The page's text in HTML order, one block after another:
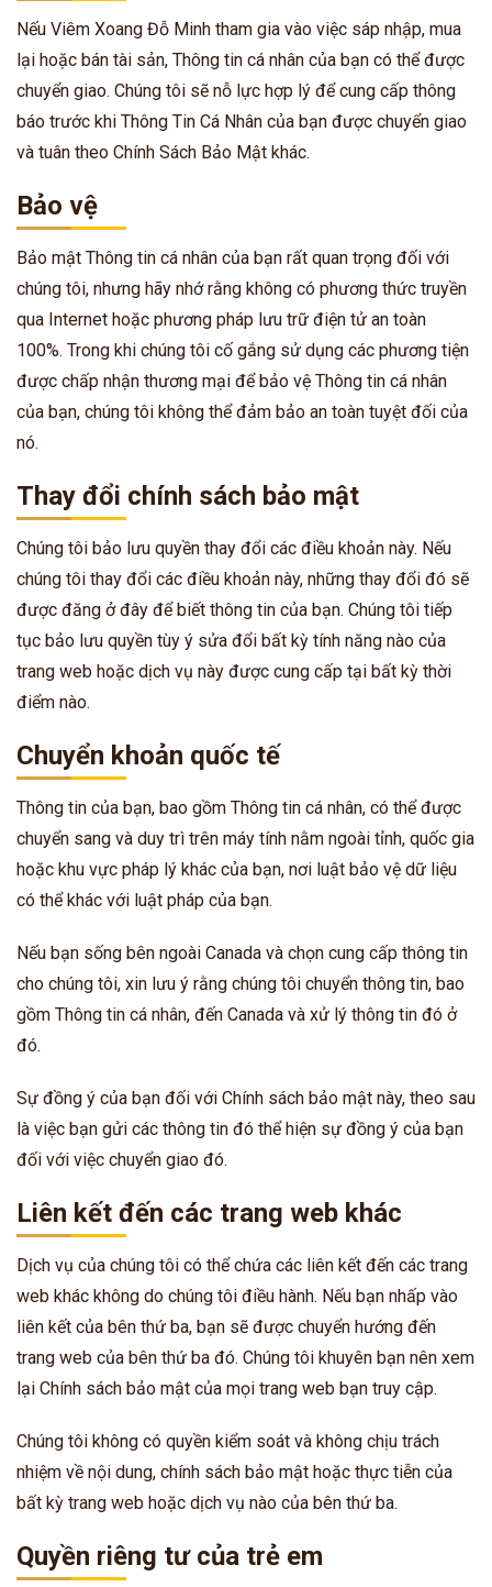
Nếu Viêm Xoang Đỗ Minh tham gia vào việc sáp nhập, mua
lại hoặc bán tài sản, Thông tin cá nhân của bạn có thể được
chuyển giao. Chúng tôi sẽ nỗ lực hợp lý để cung cấp thông
báo trước khi Thông Tin Cá Nhân của bạn được chuyển giao
và tuân theo Chính Sách Bảo Mật khác.
Bảo vệ
Bảo mật Thông tin cá nhân của bạn rất quan trọng đối với
chúng tôi, nhưng hãy nhớ rằng không có phương thức truyền
qua Internet hoặc phương pháp lưu trữ điện tử an toàn
100%. Trong khi chúng tôi cố gắng sử dụng các phương tiện
được chấp nhận thương mại để bảo vệ Thông tin cá nhân
của bạn, chúng tôi không thể đảm bảo an toàn tuyệt đối của
nó.
Thay đổi chính sách bảo mật
Chúng tôi bảo lưu quyền thay đổi các điều khoản này. Nếu
chúng tôi thay đổi các điều khoản này, những thay đổi đó sẽ
được đăng ở đây để biết thông tin của bạn. Chúng tôi tiếp
tục bảo lưu quyền tùy ý sửa đổi bất kỳ tính năng nào của
trang web hoặc dịch vụ này được cung cấp tại bất kỳ thời
điểm nào.
Chuyển khoản quốc tế
Thông tin của bạn, bao gồm Thông tin cá nhân, có thể được
chuyển sang và duy trì trên máy tính nằm ngoài tỉnh, quốc gia
hoặc khu vực pháp lý khác của bạn, nơi luật bảo vệ dữ liệu
có thể khác với luật pháp của bạn.
Nếu bạn sống bên ngoài Canada và chọn cung cấp thông tin
cho chúng tôi, xin lưu ý rằng chúng tôi chuyển thông tin, bao
gồm Thông tin cá nhân, đến Canada và xử lý thông tin đó ở
đó.
Sự đồng ý của bạn đối với Chính sách bảo mật này, theo sau
là việc bạn gửi các thông tin đó thể hiện sự đồng ý của bạn
đối với việc chuyển giao đó.
Liên kết đến các trang web khác
Dịch vụ của chúng tôi có thể chứa các liên kết đến các trang
web khác không do chúng tôi điều hành. Nếu bạn nhấp vào
liên kết của bên thứ ba, bạn sẽ được chuyển hướng đến
trang web của bên thứ ba đó. Chúng tôi khuyên bạn nên xem
lại Chính sách bảo mật của mọi trang web bạn truy cập.
Chúng tôi không có quyền kiểm soát và không chịu trách
nhiệm về nội dung, chính sách bảo mật hoặc thực tiễn của
bất kỳ trang web hoặc dịch vụ nào của bên thứ ba.
Quyền riêng tư của trẻ em